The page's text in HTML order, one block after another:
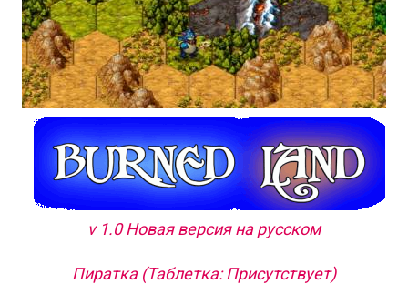
v 1.0 Новая версия на русском
Пиратка (Таблетка: Присутствует)